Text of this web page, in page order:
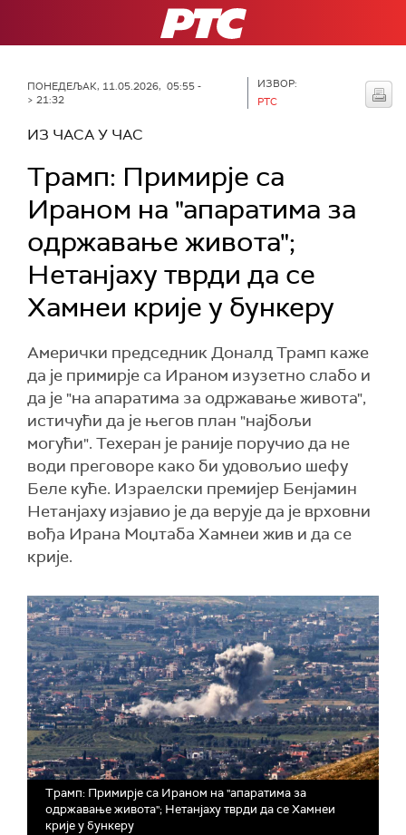
РТС
ПОНЕДЕЉАК, 11.05.2026, 05:55 -
> 21:32
ИЗВОР:
РТС
ИЗ ЧАСА У ЧАС
Трамп: Примирје са
Ираном на "апаратима за
одржавање живота";
Нетанјаху тврди да се
Хамнеи крије у бункеру
Амерички председник Доналд Трамп каже
да је примирје са Ираном изузетно слабо и
да је "на апаратима за одржавање живота",
истичући да је његов план "најбољи
могући". Техеран је раније поручио да не
води преговоре како би удовољио шефу
Беле куће. Израелски премијер Бенјамин
Нетанјаху изјавио је да верује да је врховни
вођа Ирана Моџтаба Хамнеи жив и да се
крије.
Трамп: Примирје са Ираном на "апаратима за
одржавање живота"; Нетанјаху тврди да се Хамнеи
крије у бункеру